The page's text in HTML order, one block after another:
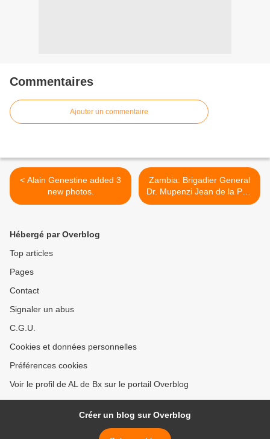
Commentaires
Ajouter un commentaire
< Alain Genestine added 3
new photos.
Zambia: Brigadier General
Dr. Mupenzi Jean de la Paix
yarafunguwe kandi
Hébergé par Overblog
Top articles
Pages
Contact
Signaler un abus
C.G.U.
Cookies et données personnelles
Préférences cookies
Voir le profil de AL de Bx sur le portail Overblog
Créer un blog sur Overblog